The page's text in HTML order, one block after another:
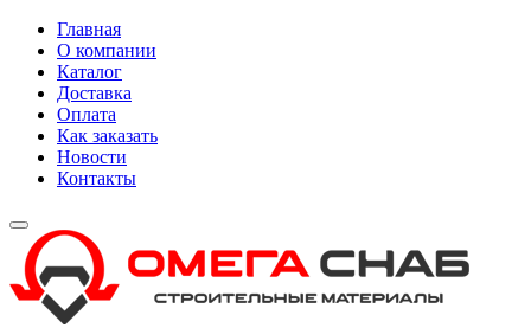
Главная
О компании
Каталог
Доставка
Оплата
Как заказать
Новости
Контакты